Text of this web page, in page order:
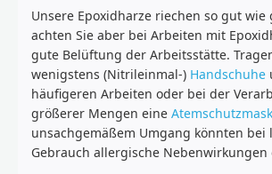
Unsere Epoxidharze riechen so gut wie
achten Sie aber bei Arbeiten mit
gute Belüftung der Arbeitsstätte.
wenigstens (Nitrileinmal-) Handschuhe
häufigeren Arbeiten oder bei der
größerer Mengen eine
unsachgemäßem Umgang könnten bei
Gebrauch allergische